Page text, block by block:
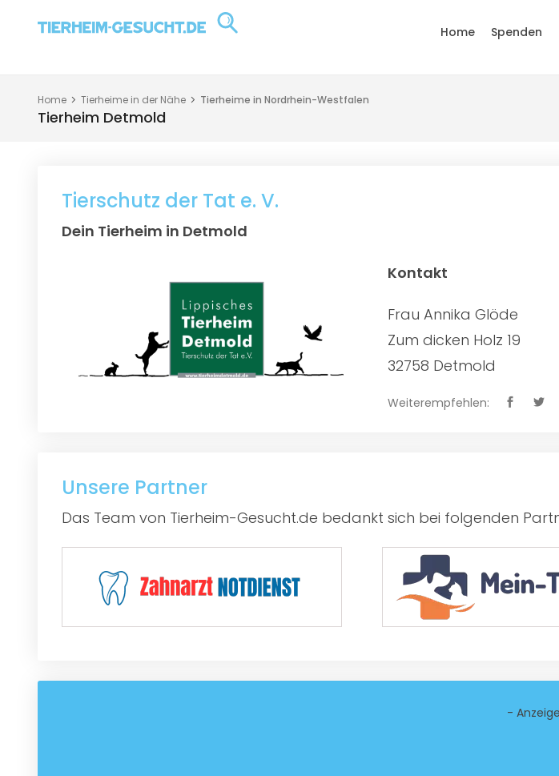
Home Spenden
Home Tierheime in der Nähe Tierheime in Nordrhein-Westfalen
Tierheim Detmold
Tierschutz der Tat e. V.
Dein Tierheim in Detmold
Kontakt
Frau Annika Glöde
Zum dicken Holz 19
32758 Detmold
Weiterempfehlen:
Unsere Partner
Das Team von Tierheim-Gesucht.de bedankt sich bei folgenden
-